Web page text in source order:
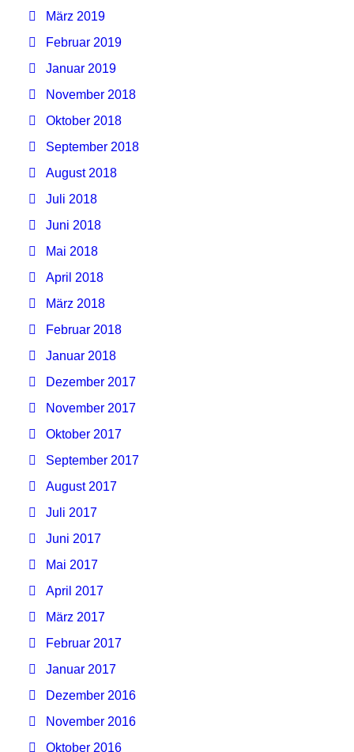
März 2019
Februar 2019
Januar 2019
November 2018
Oktober 2018
September 2018
August 2018
Juli 2018
Juni 2018
Mai 2018
April 2018
März 2018
Februar 2018
Januar 2018
Dezember 2017
November 2017
Oktober 2017
September 2017
August 2017
Juli 2017
Juni 2017
Mai 2017
April 2017
März 2017
Februar 2017
Januar 2017
Dezember 2016
November 2016
Oktober 2016